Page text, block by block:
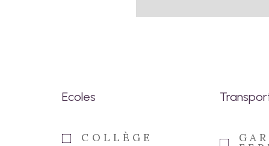
Ecoles
COLLÈGE